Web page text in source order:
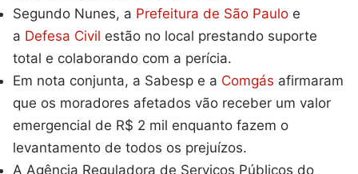
Segundo Nunes, a Prefeitura de São Paulo e
a Defesa Civil estão no local prestando suporte
total e colaborando com a perícia.
Em nota conjunta, a Sabesp e a Comgás afirmaram
que os moradores afetados vão receber um valor
emergencial de R$ 2 mil enquanto fazem o
levantamento de todos os prejuízos.
A Agência Reguladora de Serviços Públicos do